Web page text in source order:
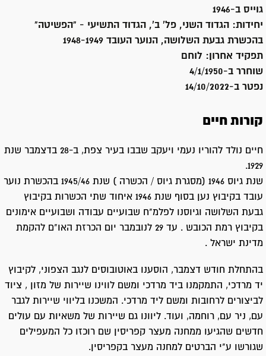
גוייס ב-1946
יחידות: הגדוד השני, פל' ב', הגדוד התשיעי - "הפשיטה"
בהכשרת גבעת השלושה, הנוער העובד 1948-1949
תפקיד אחרון: לוחם
שוחרר ב-4/1/1950
נפטר ב-14/10/2022
קורות חיים
חיים נולד להוריו נעמי ויעקב שבבו בעיר צפת, ב-28 בדצמבר שנת
1929.
שנת גיוס 1946 (מסגרת גיוס / הכשרה ) שנת 1945/46 בהכשרת נוער
עובד בקיבוץ נען בסוף שנת 1946 איחוד שתי הכשרות בקיבוץ
גבעת השלושה וגיוסנו לפלמ"ח שבועיים עבודה ושבועיים אימונים
בקיבוץ רמת הכובש . עד 29 לנובמבר יום הכרזת האו"ם להקמת
מדינת ישראל .
בהתחלת חודש דצמבר, הוסענו באוטובוסים לנגב הצפוני, לקיבוץ
יד מרדכי, התמקמנו ביד מרדכי ומשם לווינו שיירות של מזון , ציוד
לביצורים לרחובות ומשם ליד מרדכי. המשכנו בליווי שיירות לגבר
עם, ניר עם, רוחמה, ועוד. ליוונו גם שיירות של משאיות עם עולים
חדשים שהגיעו ממחנה מעצר קפריסין שם רוכזו כל המעפילים
שגורשו ע"י הברטים למחנה מעצר בקפריסין.